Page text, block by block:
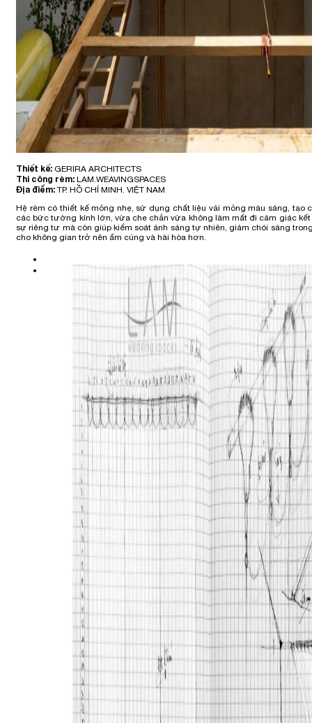
Thiết kế: GERIRA ARCHITECTS
Thi công rèm: LAM.WEAVINGSPACES
Địa điểm: TP. HỒ CHÍ MINH. VIỆT NAM
Hệ rèm có thiết kế mỏng nhẹ, sử dụng chất liệu vải mỏng màu sáng,
các bức tường kính lớn, vừa che chắn vừa không làm mất đi cảm giác
sự riêng tư mà còn giúp kiểm soát ánh sáng tự nhiên, giảm chói sáng
cho không gian trở nên ấm cúng và hài hòa hơn.